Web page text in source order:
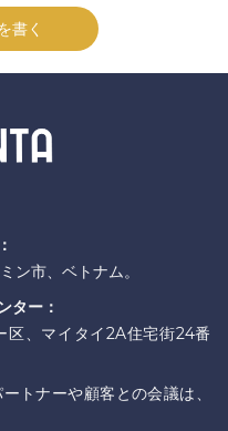
書く
ン市、ベトナム。
ター：
区、マイタイ2A住宅街24番
トナーや顧客との会議は、